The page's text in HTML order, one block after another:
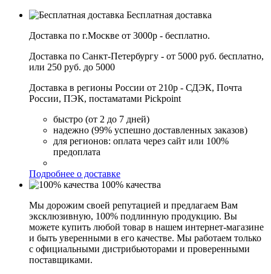
Бесплатная доставка
Доставка по г.Москве от 3000р - бесплатно.
Доставка по Санкт-Петербургу - от 5000 руб. бесплатно,
или 250 руб. до 5000
Доставка в регионы России от 210р - СДЭК, Почта
России, ПЭК, постаматами Pickpoint
быстро (от 2 до 7 дней)
надежно (99% успешно доставленных заказов)
для регионов: оплата через сайт или 100%
предоплата
Подробнее о доставке
100% качества
Мы дорожим своей репутацией и предлагаем Вам
эксклюзивную, 100% подлинную продукцию. Вы
можете купить любой товар в нашем интернет-магазине
и быть уверенными в его качестве. Мы работаем только
с официальными дистрибьюторами и проверенными
поставщиками.